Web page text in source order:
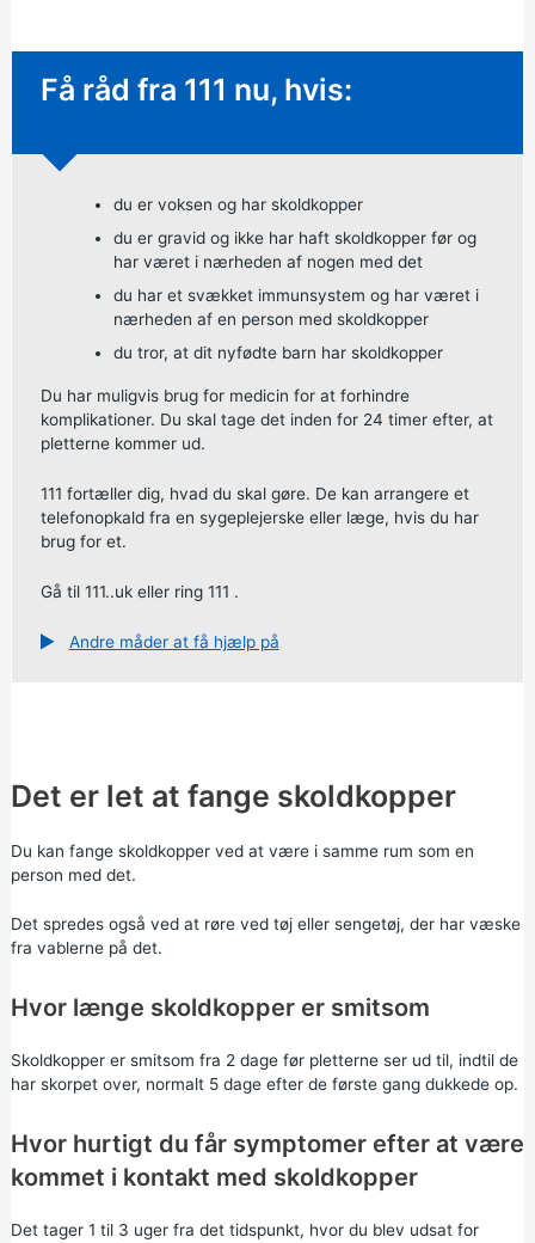
Hastende rådgivning:
Få råd fra 111 nu, hvis:
du er voksen og har skoldkopper
du er gravid og ikke har haft skoldkopper før og
har været i nærheden af nogen med det
du har et svækket immunsystem og har været i
nærheden af en person med skoldkopper
du tror, at dit nyfødte barn har skoldkopper
Du har muligvis brug for medicin for at forhindre
komplikationer. Du skal tage det inden for 24 timer efter, at
pletterne kommer ud.
111 fortæller dig, hvad du skal gøre. De kan arrangere et
telefonopkald fra en sygeplejerske eller læge, hvis du har
brug for et.
Gå til 111..ukeller ring 111 .
Andre måder at få hjælp på
Det er let at fange skoldkopper
Du kan fange skoldkopper ved at være i samme rum som en
person med det.
Det spredes også ved at røre ved tøj eller sengetøj, der har væske
fra vablerne på det.
Hvor længe skoldkopper er smitsom
Skoldkopper er smitsom fra 2 dage før pletterne ser ud til, indtil de
har skorpet over, normalt 5 dage efter de første gang dukkede op.
Hvor hurtigt du får symptomer efter at være
kommet i kontakt med skoldkopper
Det tager 1 til 3 uger fra det tidspunkt, hvor du blev udsat for